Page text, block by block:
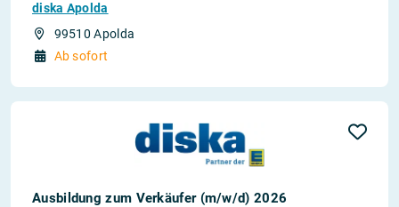
diska Apolda
99510 Apolda
Ab sofort
Ausbildung zum Verkäufer (m/w/d) 2026